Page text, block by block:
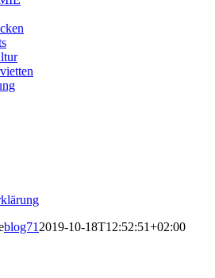
blog71 2019-10-18T12:52:51+02:00